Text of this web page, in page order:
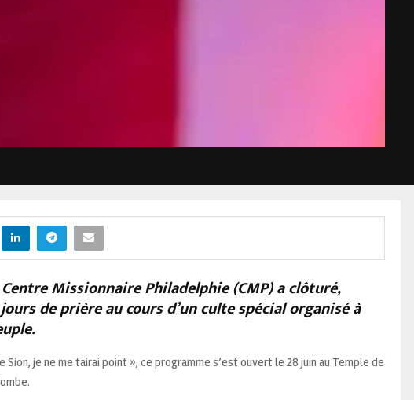
Missionnaire Philadelphie (CMP) a clôturé,
de prière au cours d’un culte spécial organisé à
Sion, je ne me tairai point », ce programme s’est ouvert le 28 juin au Temple de